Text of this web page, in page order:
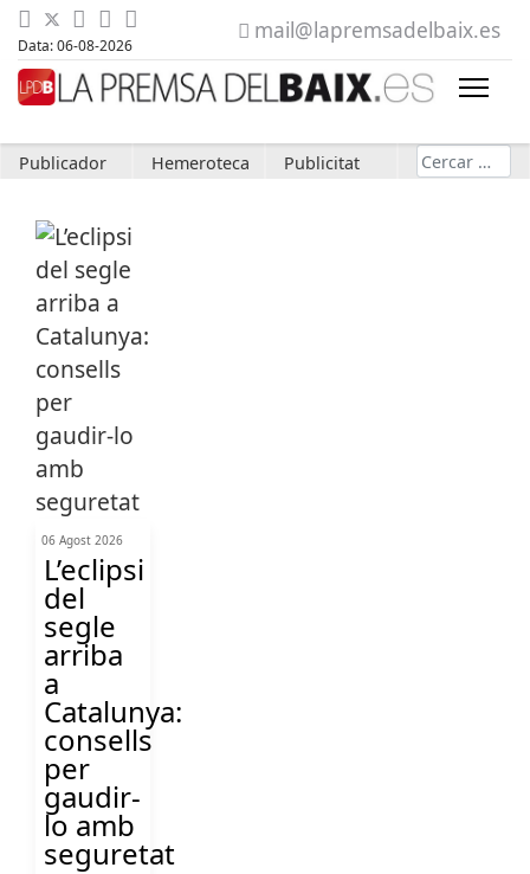
Data: 06-08-2026
mail@lapremsadelbaix.es
Publicador Hemeroteca Publicitat Cerca
06 Agost 2026
L’eclipsi
del
segle
arriba
a
Catalunya:
consells
per
gaudir-
lo amb
seguretat